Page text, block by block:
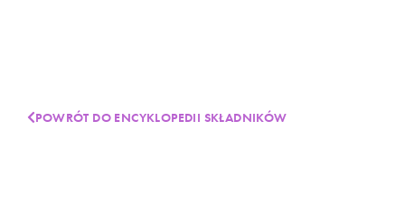
POWRÓT DO ENCYKLOPEDII SKŁADNIKÓW